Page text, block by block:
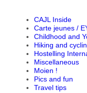
CAJL Inside
Carte jeunes /
Childhood and
Hiking and
Hostelling
Miscellaneous
Moien !
Pics and fun
Travel tips